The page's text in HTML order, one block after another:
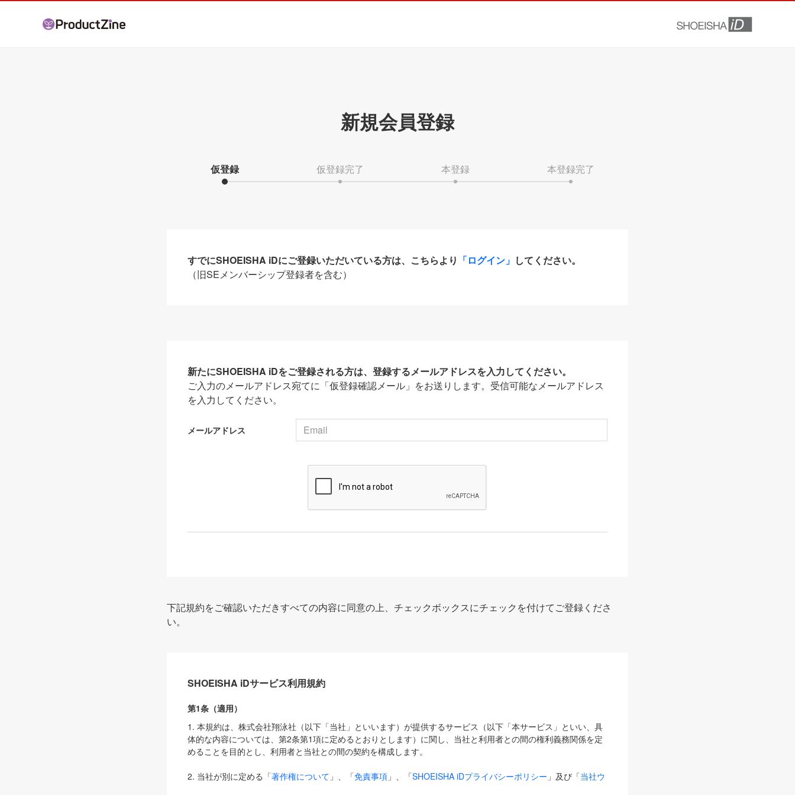
新規会員登録
仮登録 仮登録完了 本登録 本登録完了
すでにSHOEISHA iDにご登録いただいている方は、こちらより 「ログイン」 してください。
（旧SEメンバーシップ登録者を含む）
新たにSHOEISHA iDをご登録される方は、登録するメールアドレスを入力してください。
ご入力のメールアドレス宛てに「仮登録確認メール」をお送りします。受信可能なメールアドレス
を入力してください。
メールアドレス
下記規約をご確認いただきすべての内容に同意の上、チェックボックスにチェックを付けてご登録くださ
い。
SHOEISHA iDサービス利用規約
第1条（適用）
1. 本規約は、株式会社翔泳社（以下「当社」といいます）が提供するサービス（以下「本サービス」といい、具
体的な内容については、第2条第1項に定めるとおりとします）に関し、当社と利用者との間の権利義務関係を定
めることを目的とし、利用者と当社との間の契約を構成します。
2. 当社が別に定める「著作権について 」、「免責事項 」、「SHOEISHA iDプライバシーポリシー 」及び「当社ウ